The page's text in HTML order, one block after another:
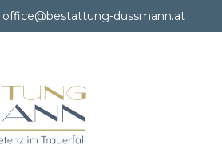
office@bestattung-dussmann.at